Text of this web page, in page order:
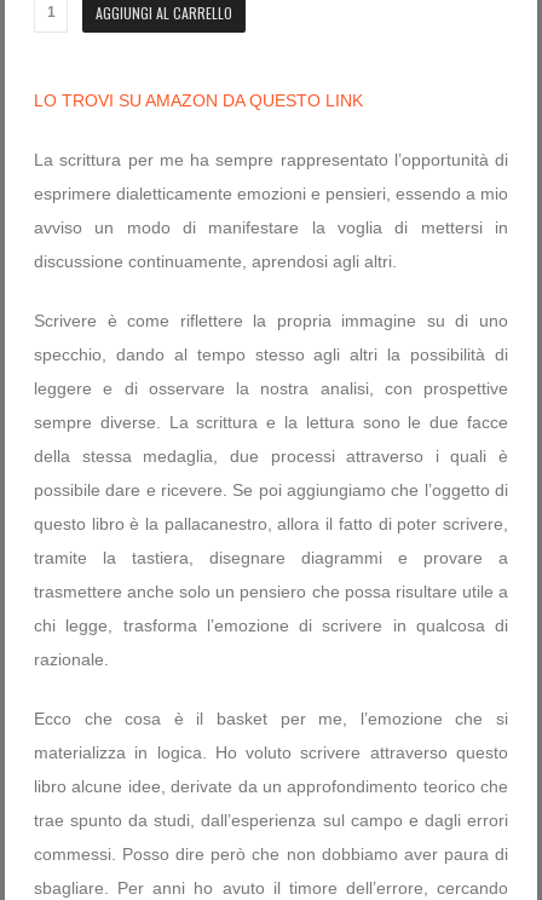
LO TROVI SU AMAZON DA QUESTO LINK
La scrittura per me ha sempre rappresentato l’opportunità di
esprimere dialetticamente emozioni e pensieri, essendo a mio
avviso un modo di manifestare la voglia di mettersi in
discussione continuamente, aprendosi agli altri.
Scrivere è come riflettere la propria immagine su di uno
specchio, dando al tempo stesso agli altri la possibilità di
leggere e di osservare la nostra analisi, con prospettive
sempre diverse. La scrittura e la lettura sono le due facce
della stessa medaglia, due processi attraverso i quali è
possibile dare e ricevere. Se poi aggiungiamo che l’oggetto di
questo libro è la pallacanestro, allora il fatto di poter scrivere,
tramite la tastiera, disegnare diagrammi e provare a
trasmettere anche solo un pensiero che possa risultare utile a
chi legge, trasforma l’emozione di scrivere in qualcosa di
razionale.
Ecco che cosa è il basket per me, l’emozione che si
materializza in logica. Ho voluto scrivere attraverso questo
libro alcune idee, derivate da un approfondimento teorico che
trae spunto da studi, dall’esperienza sul campo e dagli errori
commessi. Posso dire però che non dobbiamo aver paura di
sbagliare. Per anni ho avuto il timore dell’errore, cercando